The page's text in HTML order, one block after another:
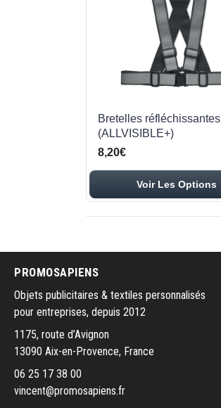
Bretelles réfléchissantes
(ALLVISIBLE+)
8,20€
Voir Les Options
PROMOSAPIENS
Objets publicitaires & textiles personnalisés
pour entreprises, depuis 2012
1175, route d’Avignon
13090 Aix-en-Provence, France
06 25 17 38 00
vincent@promosapiens.fr